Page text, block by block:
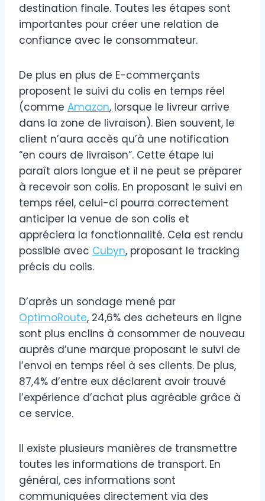
destination finale. Toutes les étapes sont
importantes pour créer une relation de
confiance avec le consommateur.
De plus en plus de E-commerçants
proposent le suivi du colis en temps réel
(comme Amazon, lorsque le livreur arrive
dans la zone de livraison). Bien souvent, le
client n’aura accès qu’à une notification
“en cours de livraison”. Cette étape lui
paraît alors longue et il ne peut se préparer
à recevoir son colis. En proposant le suivi en
temps réel, celui-ci pourra correctement
anticiper la venue de son colis et
appréciera la fonctionnalité. Cela est rendu
possible avec Cubyn, proposant le tracking
précis du colis.
D’après un sondage mené par
OptimoRoute, 24,6% des acheteurs en ligne
sont plus enclins à consommer de nouveau
auprès d’une marque proposant le suivi de
l’envoi en temps réel à ses clients. De plus,
87,4% d’entre eux déclarent avoir trouvé
l’expérience d’achat plus agréable grâce à
ce service.
Il existe plusieurs manières de transmettre
toutes les informations de transport. En
général, ces informations sont
communiquées directement via des